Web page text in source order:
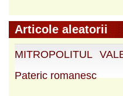
Articole aleatorii
MITROPOLITUL
Pateric romanesc